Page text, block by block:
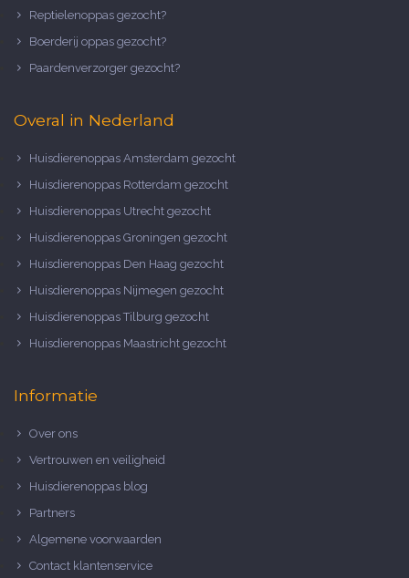
Reptielenoppas gezocht?
Boerderij oppas gezocht?
Paardenverzorger gezocht?
Overal in Nederland
Huisdierenoppas Amsterdam gezocht
Huisdierenoppas Rotterdam gezocht
Huisdierenoppas Utrecht gezocht
Huisdierenoppas Groningen gezocht
Huisdierenoppas Den Haag gezocht
Huisdierenoppas Nijmegen gezocht
Huisdierenoppas Tilburg gezocht
Huisdierenoppas Maastricht gezocht
Informatie
Over ons
Vertrouwen en veiligheid
Huisdierenoppas blog
Partners
Algemene voorwaarden
Contact klantenservice